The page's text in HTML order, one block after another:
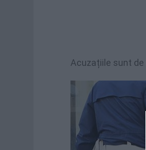
Acuzațiile sunt de